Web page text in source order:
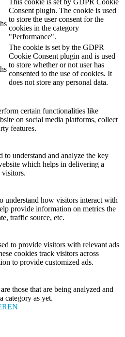
This cookie is set by GDPR Cookie
Consent plugin. The cookie is used
to store the user consent for the
cookies in the category
"Performance".
The cookie is set by the GDPR
Cookie Consent plugin and is used
to store whether or not user has
consented to the use of cookies. It
does not store any personal data.
certain functionalities like
on social media platforms, collect
features.
to understand and analyze the key
which helps in delivering a
visitors.
understand how visitors interact with
provide information on metrics the
traffic source, etc.
to provide visitors with relevant ads
cookies track visitors across
to provide customized ads.
those that are being analyzed and
category as yet.